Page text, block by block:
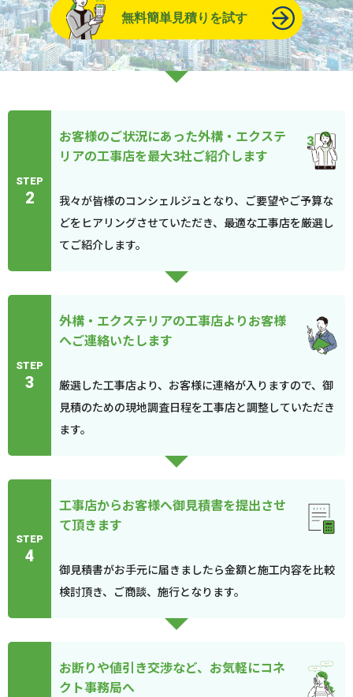
無料簡単見積りを試す
STEP
2
お客様のご状況にあった外構・エクステ
リアの工事店を最大3社ご紹介します
我々が皆様のコンシェルジュとなり、ご要望やご予算な
どをヒアリングさせていただき、最適な工事店を厳選し
てご紹介します。
STEP
3
外構・エクステリアの工事店よりお客様
へご連絡いたします
厳選した工事店より、お客様に連絡が入りますので、御
見積のための現地調査日程を工事店と調整していただき
ます。
STEP
4
工事店からお客様へ御見積書を提出させ
て頂きます
御見積書がお手元に届きましたら金額と施工内容を比較
検討頂き、ご商談、施行となります。
お断りや値引き交渉など、お気軽にコネ
クト事務局へ